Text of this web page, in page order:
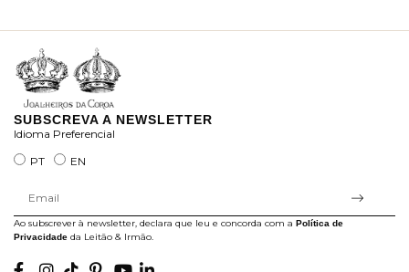
SUBSCREVA A NEWSLETTER
Idioma Preferencial
PT
EN
Ao subscrever à newsletter, declara que leu e concorda com a Política de
Privacidade da Leitão & Irmão.